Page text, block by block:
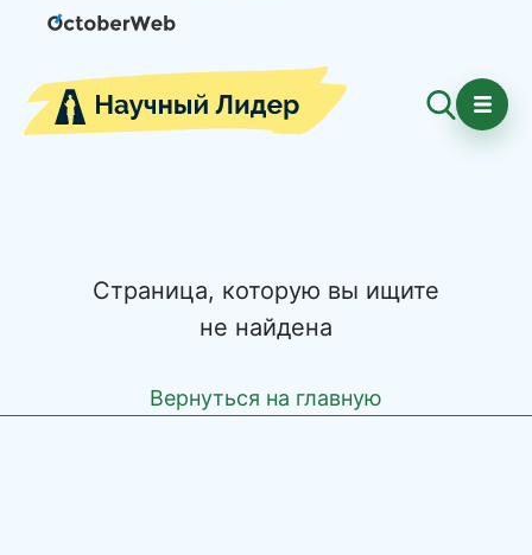
Страница, которую вы ищите
не найдена
Вернуться на главную